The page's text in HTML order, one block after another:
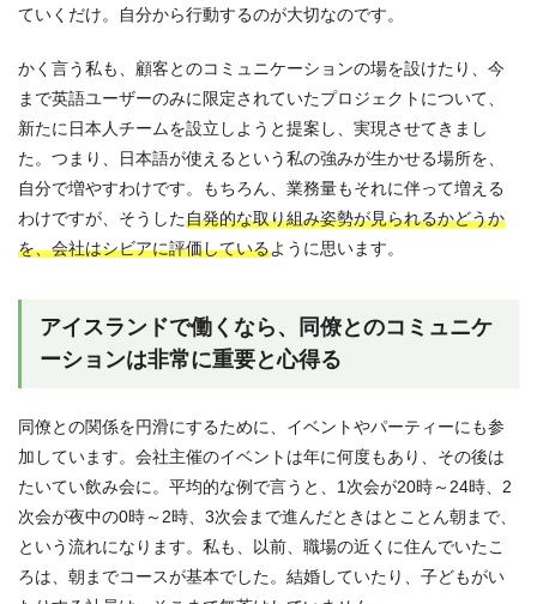
ていくだけ。自分から行動するのが大切なのです。
かく言う私も、顧客とのコミュニケーションの場を設けたり、今
まで英語ユーザーのみに限定されていたプロジェクトについて、
新たに日本人チームを設立しようと提案し、実現させてきまし
た。つまり、日本語が使えるという私の強みが生かせる場所を、
自分で増やすわけです。もちろん、業務量もそれに伴って増える
わけですが、そうした自発的な取り組み姿勢が見られるかどうか
を、会社はシビアに評価しているように思います。
アイスランドで働くなら、同僚とのコミュニケ
ーションは非常に重要と心得る
同僚との関係を円滑にするために、イベントやパーティーにも参
加しています。会社主催のイベントは年に何度もあり、その後は
たいてい飲み会に。平均的な例で言うと、1次会が20時～24時、2
次会が夜中の0時～2時、3次会まで進んだときはとことん朝まで、
という流れになります。私も、以前、職場の近くに住んでいたこ
ろは、朝までコースが基本でした。結婚していたり、子どもがい